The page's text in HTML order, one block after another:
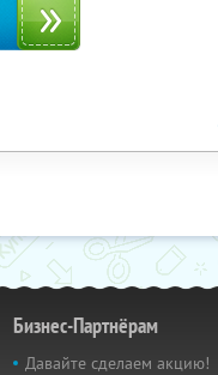
Бизнес-Партнёрам
Давайте сделаем акцию!